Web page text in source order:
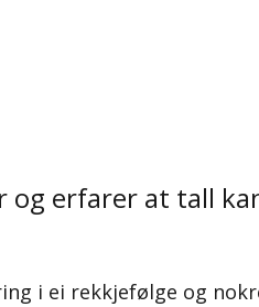
erfarer at tall
i ei rekkjefølge og